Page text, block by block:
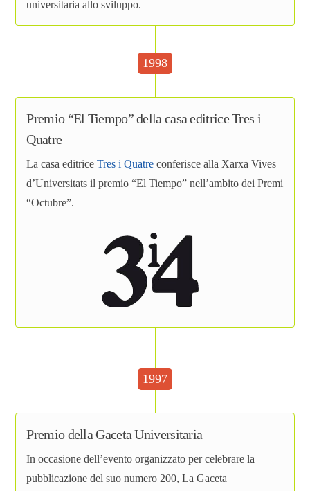
universitaria allo sviluppo.
1998
Premio “El Tiempo” della casa editrice Tres i
Quatre
La casa editriceTres i Quatre conferisce alla Xarxa Vives
d’Universitats il premio “El Tiempo” nell’ambito dei Premi
“Octubre”.
1997
Premio della Gaceta Universitaria
In occasione dell’evento organizzato per celebrare la
pubblicazione del suo numero 200, La Gaceta